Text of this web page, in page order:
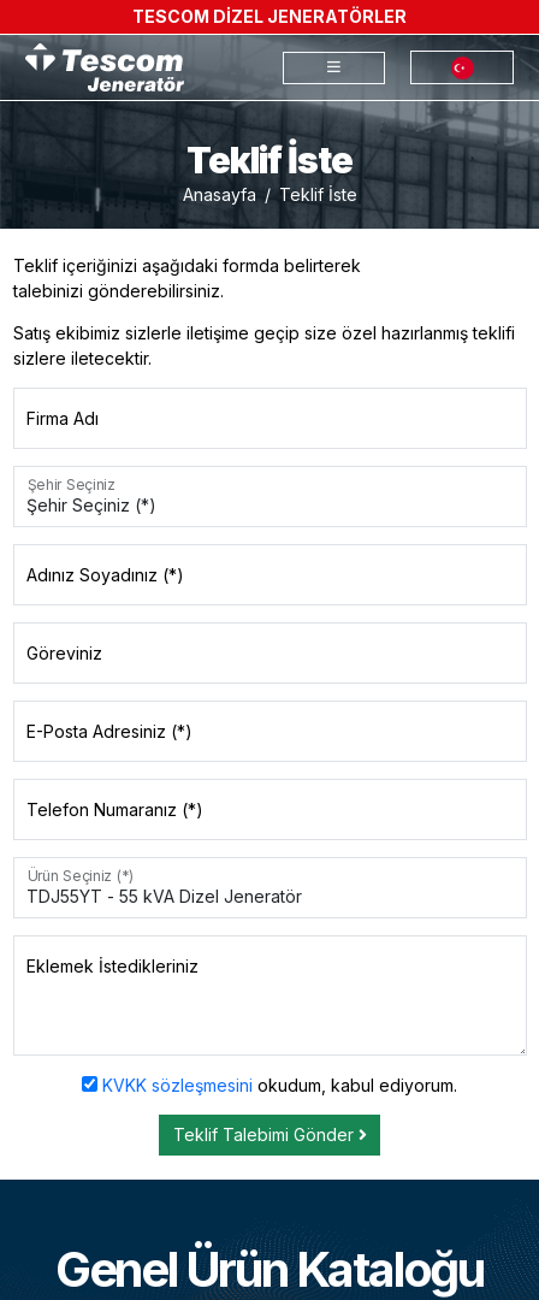
TESCOM DİZEL JENERATÖRLER
Teklif İste
Anasayfa Teklif İste
Teklif içeriğinizi aşağıdaki formda belirterek
talebinizi gönderebilirsiniz.
Satış ekibimiz sizlerle iletişime geçip size özel hazırlanmış teklifi
sizlere iletecektir.
Firma Adı
Şehir Seçiniz
Adınız Soyadınız (*)
Göreviniz
E-Posta Adresiniz (*)
Telefon Numaranız (*)
Ürün Seçiniz (*)
Eklemek İstedikleriniz
KVKK sözleşmesini okudum, kabul ediyorum.
Teklif Talebimi Gönder
Genel Ürün Kataloğu